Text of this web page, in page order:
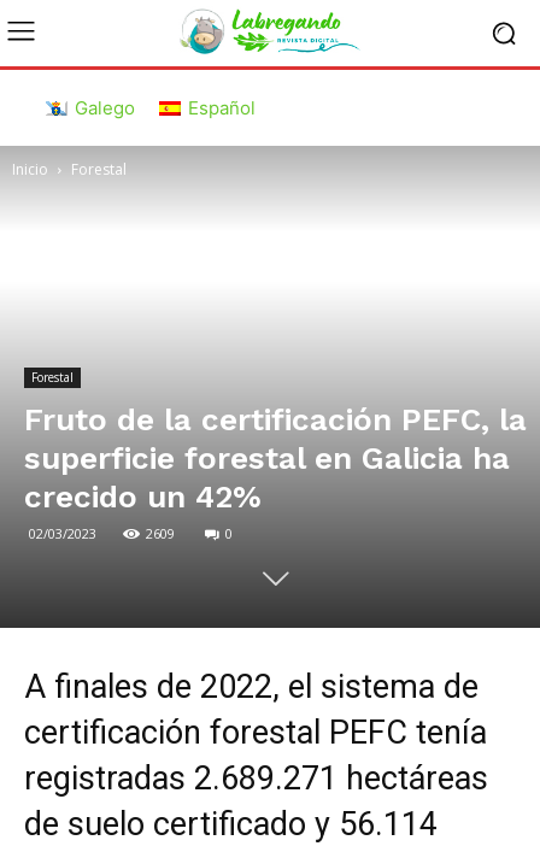
Galego Español
Inicio Forestal
Forestal
Fruto de la certificación PEFC, la
superficie forestal en Galicia ha
crecido un 42%
02/03/2023 2609 0
A finales de 2022, el sistema de
certificación forestal PEFC tenía
registradas 2.689.271 hectáreas
de suelo certificado y 56.114